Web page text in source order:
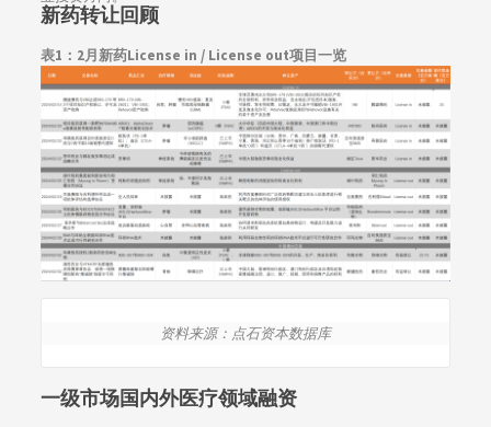
新药转让回顾
表1： 2月新药License in / License out项目一览
资料来源：点石资本数据库
一级市场国内外医疗领域融资